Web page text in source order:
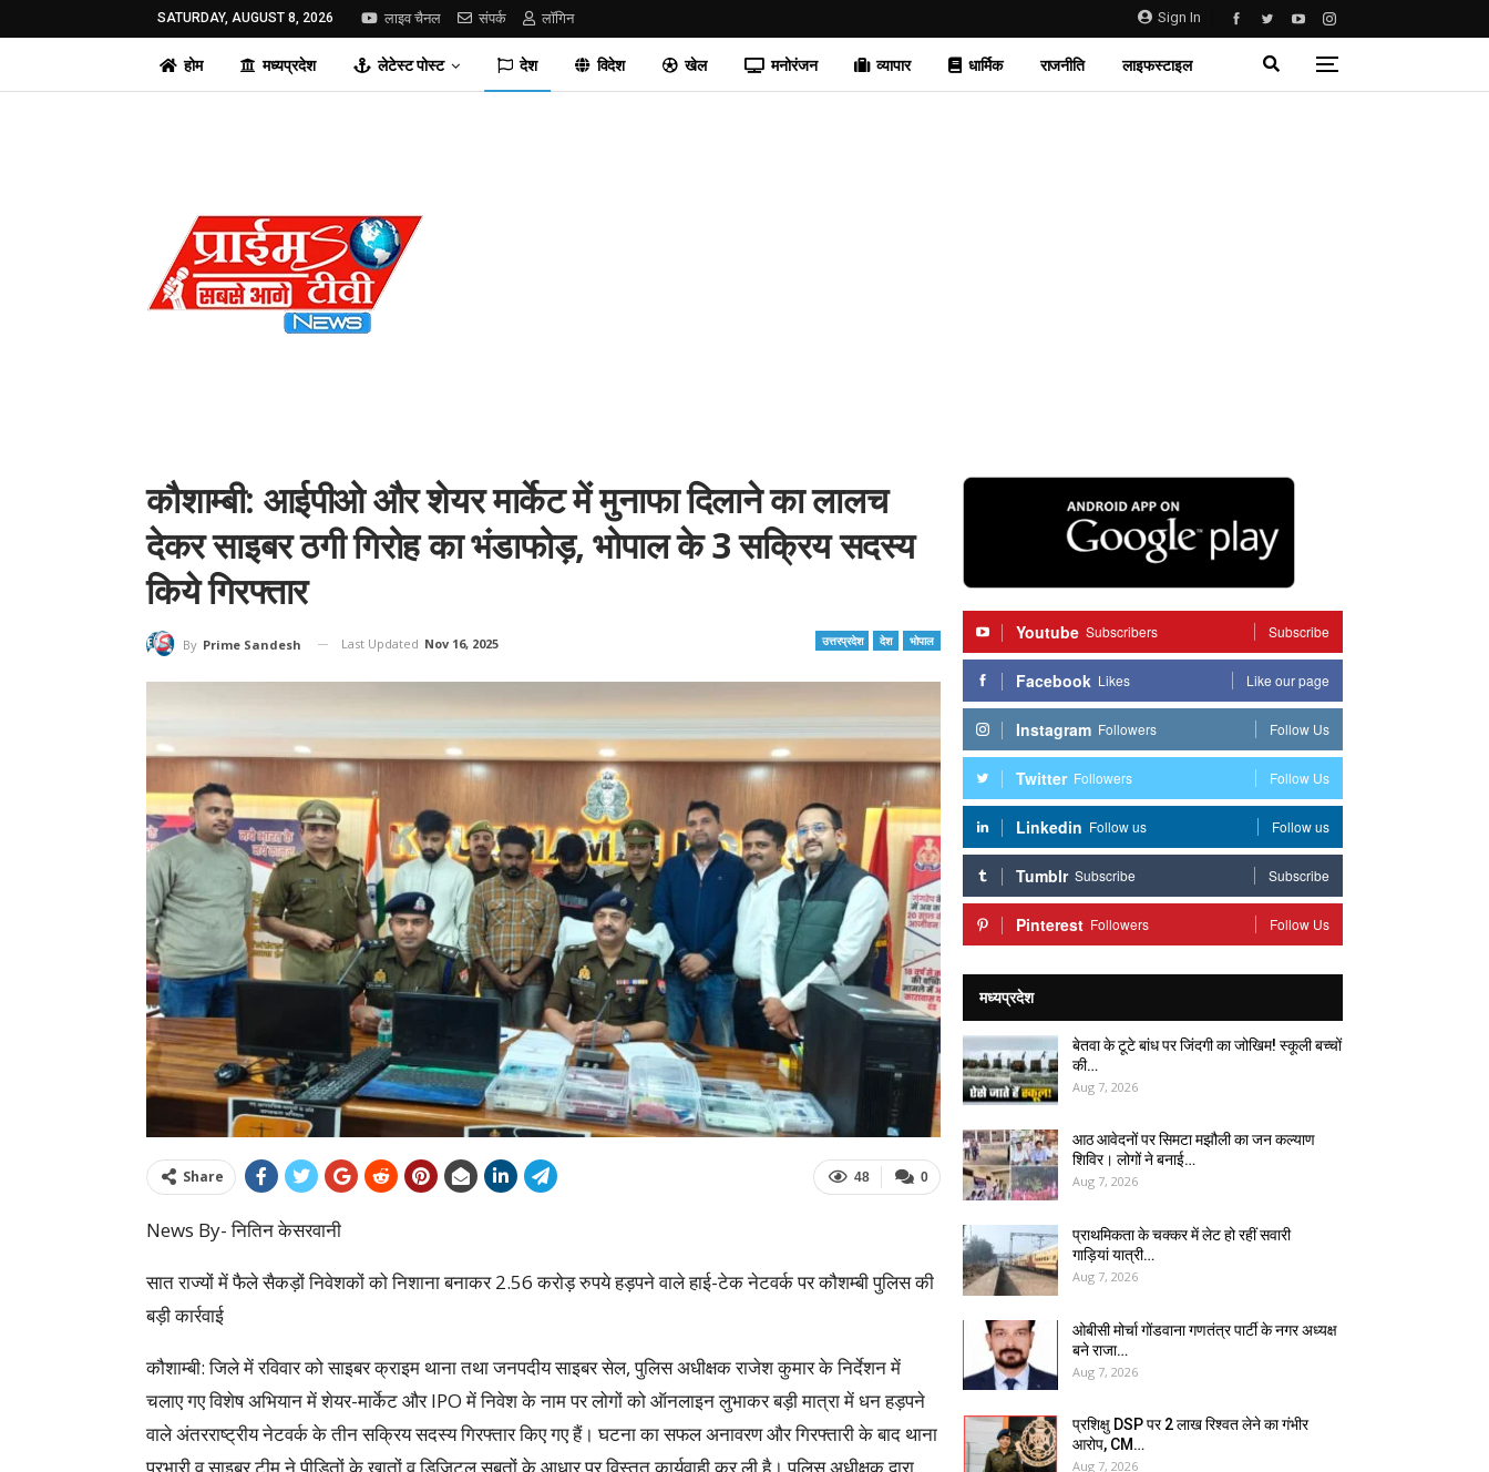
Sign In
SATURDAY, AUGUST 8, 2026 लाइव चैनल संपर्क लॉगिन
होम मध्यप्रदेश लेटेस्ट पोस्ट देश विदेश खेल मनोरंजन व्यापार धार्मिक राजनीति लाइफस्टाइल
कौशाम्बी: आईपीओ और शेयर मार्केट में मुनाफा दिलाने का लालच
देकर साइबर ठगी गिरोह का भंडाफोड़, भोपाल के 3 सक्रिय सदस्य
किये गिरफ्तार
उत्तरप्रदेश देश भोपाल
By Prime Sandesh Last Updated Nov 16, 2025
0
48
Share
News By- नितिन केसरवानी
सात राज्यों में फैले सैकड़ों निवेशकों को निशाना बनाकर 2.56 करोड़ रुपये हड़पने वाले हाई-टेक नेटवर्क पर कौशम्बी पुलिस की
बड़ी कार्रवाई
कौशाम्बी: जिले में रविवार को साइबर क्राइम थाना तथा जनपदीय साइबर सेल, पुलिस अधीक्षक राजेश कुमार के निर्देशन में
चलाए गए विशेष अभियान में शेयर-मार्केट और IPO में निवेश के नाम पर लोगों को ऑनलाइन लुभाकर बड़ी मात्रा में धन हड़पने
वाले अंतरराष्ट्रीय नेटवर्क के तीन सक्रिय सदस्य गिरफ्तार किए गए हैं। घटना का सफल अनावरण और गिरफ्तारी के बाद थाना
प्रभारी व साइबर टीम ने पीड़ितों के खातों व डिजिटल सबूतों के आधार पर विस्तृत कार्यवाही कर ली है। पुलिस अधीक्षक द्वारा
Youtube Subscribers Subscribe
Facebook Likes Like our page
Instagram Followers Follow Us
Twitter Followers Follow Us
Linkedin Follow us Follow us
Tumblr Subscribe Subscribe
Pinterest Followers Follow Us
मध्यप्रदेश
बेतवा के टूटे बांध पर जिंदगी का जोखिम! स्कूली बच्चों
की…
Aug 7, 2026
आठ आवेदनों पर सिमटा मझौली का जन कल्याण
शिविर। लोगों ने बनाई…
Aug 7, 2026
प्राथमिकता के चक्कर में लेट हो रहीं सवारी
गाड़ियां यात्री…
Aug 7, 2026
ओबीसी मोर्चा गोंडवाना गणतंत्र पार्टी के नगर अध्यक्ष
बने राजा…
Aug 7, 2026
प्रशिक्षु DSP पर ₹2 लाख रिश्वत लेने का गंभीर
आरोप, CM…
Aug 7, 2026